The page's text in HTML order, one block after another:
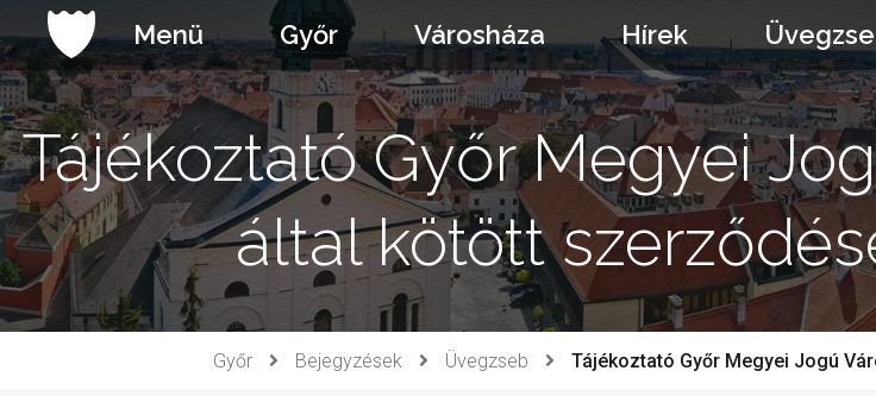
a
tartalomhoz
Menü Győr Városháza Hírek
Tájékoztató Győr Megyei
által kötött
Győr Bejegyzések Üvegzseb Tájékoztató Győr Megyei Jogú